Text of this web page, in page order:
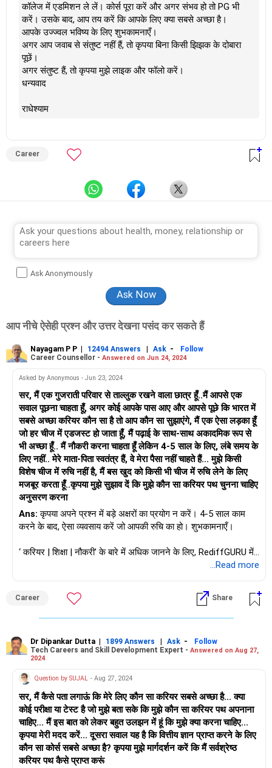
कॉलेज में एडमिशन ले लें। कोर्स पूरा करें और अगर संभव हो तो PG भी
करें। उसके बाद, आप तय करें कि आपके लिए क्या सबसे अच्छा है।
आपके उज्ज्वल भविष्य के लिए शुभकामनाएँ।
अगर आप जवाब से संतुष्ट नहीं हैं, तो कृपया बिना किसी झिझक के दोबारा
पूछें।
अगर संतुष्ट हैं, तो कृपया मुझे लाइक और फॉलो करें।
धन्यवाद
राधेश्याम
Career
Ask Anonymously
आप नीचे ऐसेही प्रश्न और उत्तर देखना पसंद कर सकते हैं
Nayagam P P | 12494 Answers | Ask -
Follow
Career Counsellor - Answered on Jun 24, 2024
Asked by Anonymous - Jun 23, 2024
सर, मैं एक गुजराती परिवार से ताल्लुक रखने वाला छात्र हूँ..मैं आपसे एक
सवाल पूछना चाहता हूँ, अगर कोई आपके पास आए और आपसे पूछे कि भारत में
सबसे अच्छा करियर कौन सा है तो आप कौन सा सुझाएंगे, मैं एक ऐसा लड़का हूँ
जो हर चीज में एडजस्ट हो जाता हूँ, मैं पढ़ाई के साथ-साथ अकादमिक रूप से
भी अच्छा हूँ.. मैं नौकरी करना चाहता हूँ लेकिन 4-5 साल के लिए, लंबे समय के
लिए नहीं.. मेरे माता-पिता स्वतंत्र हैं, वे मेरा पैसा नहीं चाहते हैं... मुझे किसी
विशेष चीज में रुचि नहीं है, मैं बस खुद को किसी भी चीज में रुचि लेने के लिए
मजबूर करता हूँ..कृपया मुझे सुझाव दें कि मुझे कौन सा करियर पथ चुनना चाहिए
अनुसरण करना
Ans: कृपया अपने प्रश्न में बड़े अक्षरों का प्रयोग न करें। 4-5 साल काम
करने के बाद, ऐसा व्यवसाय करें जो आपकी रुचि का हो। शुभकामनाएँ।
‘ करियर | शिक्षा | नौकरी’ के बारे में अधिक जानने के लिए, RediffGURU में
...Read more
Career Share
Dr Dipankar Dutta | 1899 Answers | Ask -
Follow
Tech Careers and Skill Development Expert - Answered on Aug 27,
2024
Question by SUJAL - Aug 27, 2024
सर, मैं कैसे पता लगाऊं कि मेरे लिए कौन सा करियर सबसे अच्छा है... क्या
कोई परीक्षा या टेस्ट है जो मुझे बता सके कि मुझे कौन सा करियर पथ अपनाना
चाहिए... मैं इस बात को लेकर बहुत उलझन में हूं कि मुझे क्या करना चाहिए...
कृपया मेरी मदद करें... दूसरा सवाल यह है कि वित्तीय ज्ञान प्राप्त करने के लिए
कौन सा कोर्स सबसे अच्छा है? कृपया मुझे मार्गदर्शन करें कि मैं सर्वश्रेष्ठ
करियर पथ कैसे प्राप्त करूं